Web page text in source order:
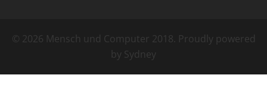
© 2026 Mensch und Computer 2018. Proudly powered
by Sydney